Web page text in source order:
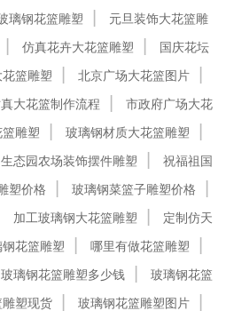
璃钢花篮雕塑
元旦装饰大花篮雕
仿真花卉大花篮雕塑
国庆花坛
篮雕塑
北京广场大花篮图片
大花篮制作流程
市政府广场大花
雕塑
玻璃钢材质大花篮雕塑
生态园农场装饰摆件雕塑
祝福祖国
塑价格
玻璃钢菜篮子雕塑价格
加工玻璃钢大花篮雕塑
定制仿天
花篮雕塑
哪里有做花篮雕塑
玻璃钢花篮雕塑多少钱
玻璃钢花篮
塑现货
玻璃钢花篮雕塑图片